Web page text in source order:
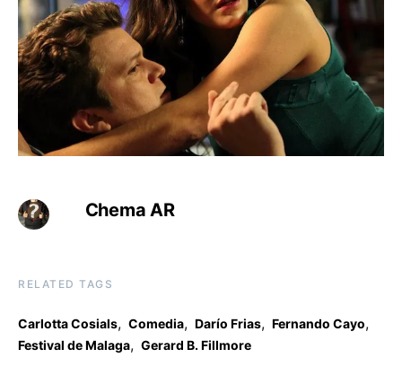
Chema AR
RELATED TAGS
Carlotta Cosials, Comedia, Darío Frias, Fernando Cayo,
Festival de Malaga, Gerard B. Fillmore